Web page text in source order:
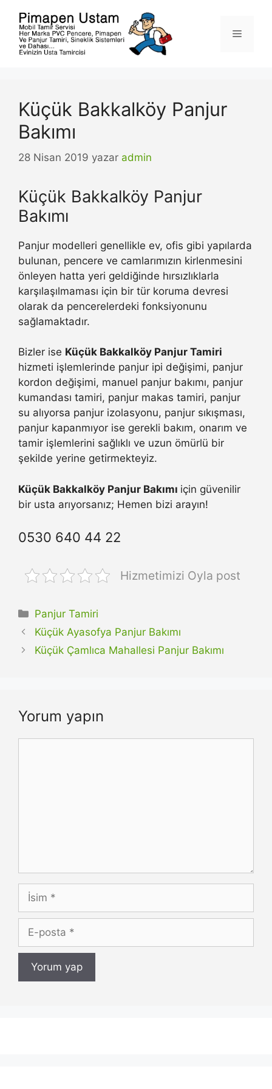
Menü
Küçük Bakkalköy Panjur
Bakımı
28 Nisan 2019 yazar admin
Küçük Bakkalköy Panjur
Bakımı
Panjur modelleri genellikle ev, ofis gibi yapılarda
bulunan, pencere ve camlarımızın kirlenmesini
önleyen hatta yeri geldiğinde hırsızlıklarla
karşılaşılmaması için bir tür koruma devresi
olarak da pencerelerdeki fonksiyonunu
sağlamaktadır.
Bizler ise Küçük Bakkalköy Panjur Tamiri
hizmeti işlemlerinde panjur ipi değişimi, panjur
kordon değişimi, manuel panjur bakımı, panjur
kumandası tamiri, panjur makas tamiri, panjur
su alıyorsa panjur izolasyonu, panjur sıkışması,
panjur kapanmıyor ise gerekli bakım, onarım ve
tamir işlemlerini sağlıklı ve uzun ömürlü bir
şekilde yerine getirmekteyiz.
Küçük Bakkalköy Panjur Bakımı için güvenilir
bir usta arıyorsanız; Hemen bizi arayın!
0530 640 44 22
Hizmetimizi Oyla post
Kategoriler
Panjur Tamiri
Küçük Ayasofya Panjur Bakımı
Küçük Çamlıca Mahallesi Panjur Bakımı
Yorum yapın
İsim
posta